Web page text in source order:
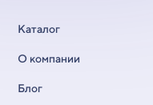
Каталог
О компании
Блог